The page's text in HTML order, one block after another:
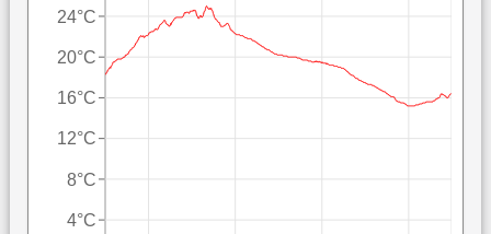
4°C
8°C
12°C
16°C
20°C
24°C